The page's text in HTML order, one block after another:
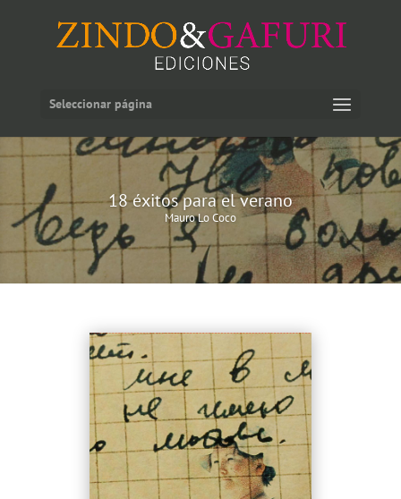
Seleccionar página
18 éxitos para el verano
Mauro Lo Coco